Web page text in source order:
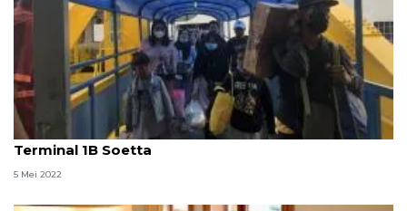
Kemarin, RI ajak ASEAN kelola gambut hingga
Terminal 1B Soetta
5 Mei 2022